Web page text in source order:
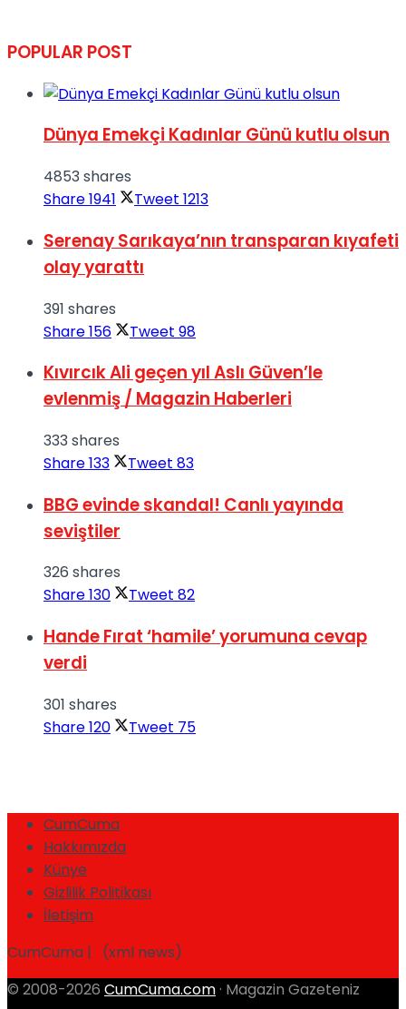
POPULAR POST
Dünya Emekçi Kadınlar Günü kutlu olsun
4853 shares
Share1941 Tweet 1213
Serenay Sarıkaya’nın transparan kıyafeti
olay yarattı
391 shares
Share156 Tweet 98
Kıvırcık Ali geçen yıl Aslı Güven’le
evlenmiş / Magazin Haberleri
333 shares
Share133 Tweet 83
BBG evinde skandal! Canlı yayında
seviştiler
326 shares
Share130 Tweet 82
Hande Fırat ‘hamile’ yorumuna cevap
verdi
301 shares
Share120 Tweet 75
CumCuma
Hakkımızda
Künye
Gizlilik Politikası
İletişim
CumCuma | (xml news)
© 2008-2026 CumCuma.com · Magazin Gazeteniz